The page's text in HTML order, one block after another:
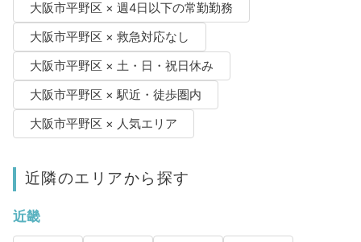
大阪市平野区 × 週4日以下の常勤勤務
大阪市平野区 × 救急対応なし
大阪市平野区 × 土・日・祝日休み
大阪市平野区 × 駅近・徒歩圏内
大阪市平野区 × 人気エリア
近隣のエリアから探す
近畿